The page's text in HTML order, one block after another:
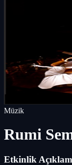
Müzik
Rumi
Etkinlik